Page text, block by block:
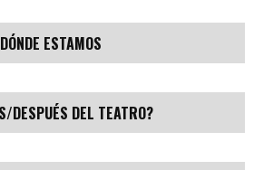
DÓNDE ESTAMOS
DESPUÉS DEL TEATRO?